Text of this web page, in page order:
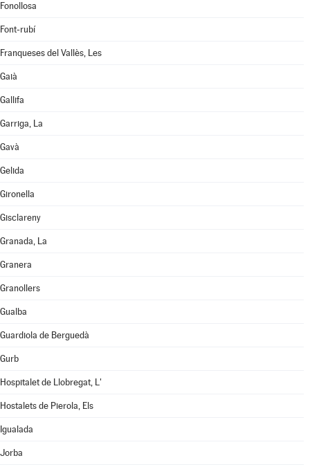
Fonollosa
Font-rubí
Franqueses del Vallès, Les
Gaià
Gallifa
Garriga, La
Gavà
Gelida
Gironella
Gisclareny
Granada, La
Granera
Granollers
Gualba
Guardiola de Berguedà
Gurb
Hospitalet de Llobregat, L'
Hostalets de Pierola, Els
Igualada
Jorba